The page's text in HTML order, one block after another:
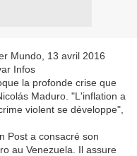
Mundo, 13 avril 2016
Infos
la profonde crise que
Maduro. "L'inflation a
violent se développe",
Post a consacré son
au Venezuela. Il assure